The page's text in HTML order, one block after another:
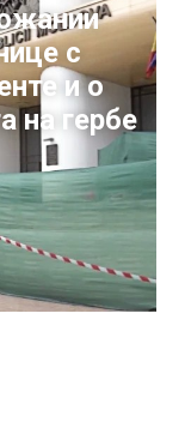
с
и о
на гербе